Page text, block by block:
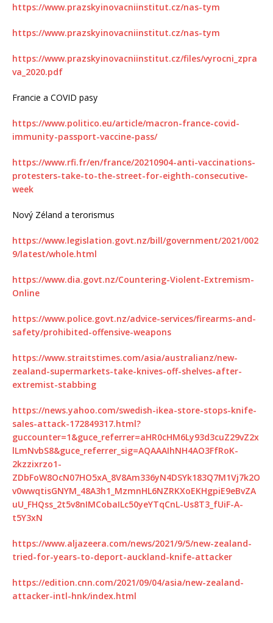
https://www.prazskyinovacniinstitut.cz/nas-tym
https://www.prazskyinovacniinstitut.cz/nas-tym
https://www.prazskyinovacniinstitut.cz/files/vyrocni_zpra
va_2020.pdf
Francie a COVID pasy
https://www.politico.eu/article/macron-france-covid-
immunity-passport-vaccine-pass/
https://www.rfi.fr/en/france/20210904-anti-vaccinations-
protesters-take-to-the-street-for-eighth-consecutive-
week
Nový Zéland a terorismus
https://www.legislation.govt.nz/bill/government/2021/002
9/latest/whole.html
https://www.dia.govt.nz/Countering-Violent-Extremism-
Online
https://www.police.govt.nz/advice-services/firearms-and-
safety/prohibited-offensive-weapons
https://www.straitstimes.com/asia/australianz/new-
zealand-supermarkets-take-knives-off-shelves-after-
extremist-stabbing
https://news.yahoo.com/swedish-ikea-store-stops-knife-
sales-attack-172849317.html?
guccounter=1&guce_referrer=aHR0cHM6Ly93d3cuZ29vZ2x
lLmNvbS8&guce_referrer_sig=AQAAAIhNH4AO3FfRoK-
2kzzixrzo1-
ZDbFoW8OcN07HO5xA_8V8Am336yN4DSYk183Q7M1Vj7k2O
v0wwqtisGNYM_48A3h1_MzmnHL6NZRKXoEKHgpiE9eBvZA
uU_FHQss_2t5v8nIMCobaILc50yeYTqCnL-Us8T3_fUiF-A-
t5Y3xN
https://www.aljazeera.com/news/2021/9/5/new-zealand-
tried-for-years-to-deport-auckland-knife-attacker
https://edition.cnn.com/2021/09/04/asia/new-zealand-
attacker-intl-hnk/index.html